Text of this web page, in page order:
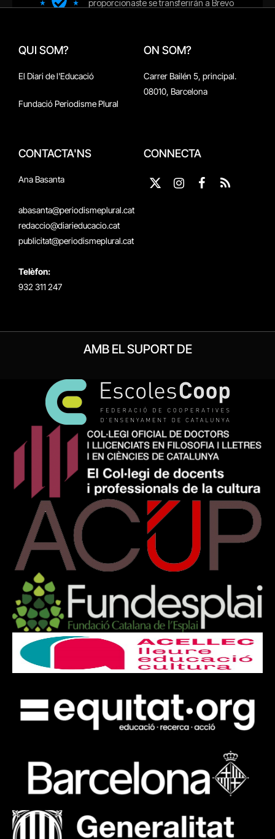
QUI SOM?
El Diari de l'Educació
Fundació Periodisme Plural
ON SOM?
Carrer Bailén 5, principal.
08010, Barcelona
CONTACTA'NS
Ana Basanta
abasanta@periodismeplural.cat
redaccio@diarieducacio.cat
publicitat@periodismeplural.cat
Telèfon:
932 311 247
CONNECTA
X
InstagramFacebook
RSS
AMB EL SUPORT DE